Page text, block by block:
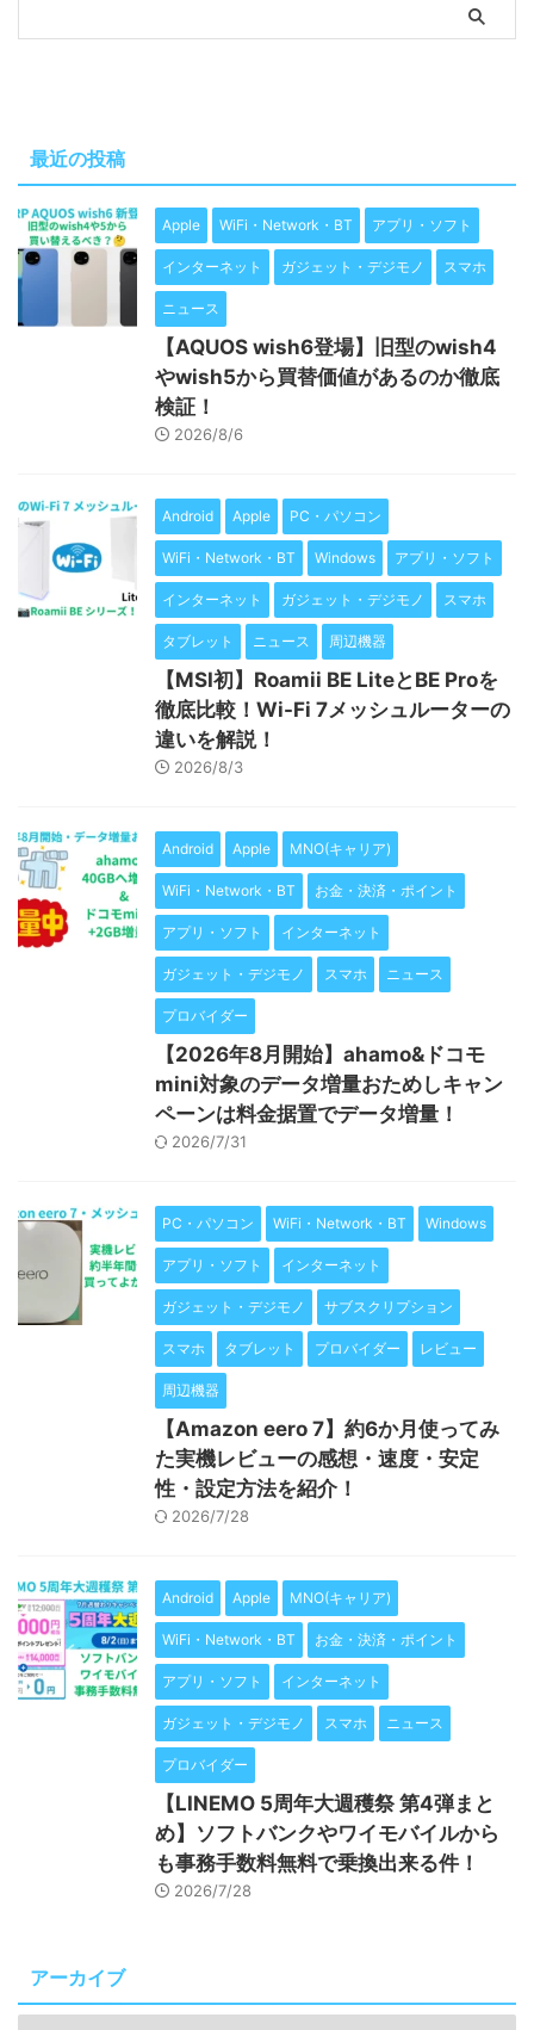
最近の投稿
Apple WiFi・Network・BT アプリ・ソフト
インターネット ガジェット・デジモノ スマホ
ニュース
【AQUOS wish6登場】旧型のwish4
やwish5から買替価値があるのか徹底
検証！
2026/8/6
Android Apple PC・パソコン
WiFi・Network・BT Windows アプリ・ソフト
インターネット ガジェット・デジモノ スマホ
タブレット ニュース 周辺機器
【MSI初】Roamii BE LiteとBE Proを
徹底比較！Wi-Fi 7メッシュルーターの
違いを解説！
2026/8/3
Android Apple MNO(キャリア)
WiFi・Network・BT お金・決済・ポイント
アプリ・ソフト インターネット
ガジェット・デジモノ スマホ ニュース
プロバイダー
【2026年8月開始】ahamo&ドコモ
mini対象のデータ増量おためしキャン
ペーンは料金据置でデータ増量！
2026/7/31
PC・パソコン WiFi・Network・BT Windows
アプリ・ソフト インターネット
ガジェット・デジモノ サブスクリプション
スマホ タブレット プロバイダー レビュー
周辺機器
【Amazon eero 7】約6か月使ってみ
た実機レビューの感想・速度・安定
性・設定方法を紹介！
2026/7/28
Android Apple MNO(キャリア)
WiFi・Network・BT お金・決済・ポイント
アプリ・ソフト インターネット
ガジェット・デジモノ スマホ ニュース
プロバイダー
【LINEMO 5周年大週穫祭 第4弾まと
め】ソフトバンクやワイモバイルから
も事務手数料無料で乗換出来る件！
2026/7/28
アーカイブ